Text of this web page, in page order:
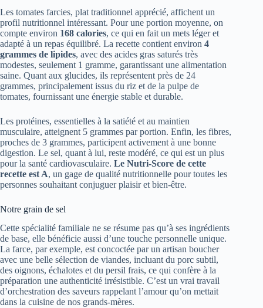
Les tomates farcies, plat traditionnel apprécié, affichent un
profil nutritionnel intéressant. Pour une portion moyenne, on
compte environ 168 calories, ce qui en fait un mets léger et
adapté à un repas équilibré. La recette contient environ 4
grammes de lipides, avec des acides gras saturés très
modestes, seulement 1 gramme, garantissant une alimentation
saine. Quant aux glucides, ils représentent près de 24
grammes, principalement issus du riz et de la pulpe de
tomates, fournissant une énergie stable et durable.
Les protéines, essentielles à la satiété et au maintien
musculaire, atteignent 5 grammes par portion. Enfin, les fibres,
proches de 3 grammes, participent activement à une bonne
digestion. Le sel, quant à lui, reste modéré, ce qui est un plus
pour la santé cardiovasculaire. Le Nutri-Score de cette
recette est A, un gage de qualité nutritionnelle pour toutes les
personnes souhaitant conjuguer plaisir et bien-être.
Notre grain de sel
Cette spécialité familiale ne se résume pas qu’à ses ingrédients
de base, elle bénéficie aussi d’une touche personnelle unique.
La farce, par exemple, est concoctée par un artisan boucher
avec une belle sélection de viandes, incluant du porc subtil,
des oignons, échalotes et du persil frais, ce qui confère à la
préparation une authenticité irrésistible. C’est un vrai travail
d’orchestration des saveurs rappelant l’amour qu’on mettait
dans la cuisine de nos grands-mères.